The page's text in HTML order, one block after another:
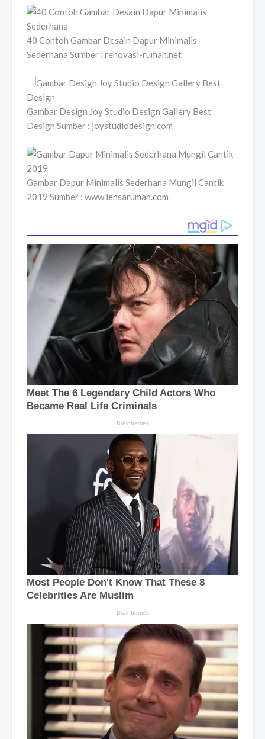
40 Contoh Gambar Desain Dapur Minimalis
Sederhana Sumber : renovasi-rumah.net
Gambar Design Joy Studio Design Gallery Best
Design Sumber : joystudiodesign.com
Gambar Dapur Minimalis Sederhana Mungil Cantik
2019 Sumber : www.lensarumah.com